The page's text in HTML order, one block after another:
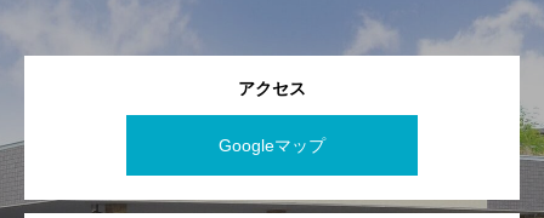
アクセス
Googleマップ